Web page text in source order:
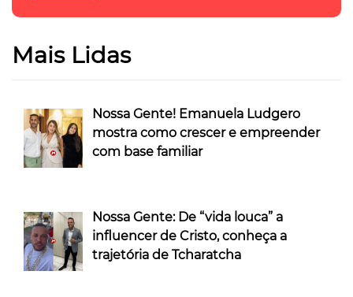
Mais Lidas
Nossa Gente! Emanuela Ludgero
mostra como crescer e empreender
com base familiar
Nossa Gente: De “vida louca” a
influencer de Cristo, conheça a
trajetória de Tcharatcha